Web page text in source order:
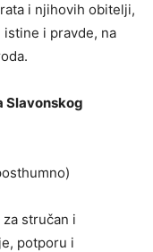
i njihovih obitelji,
i pravde, na
Slavonskog
stručan i
potporu i